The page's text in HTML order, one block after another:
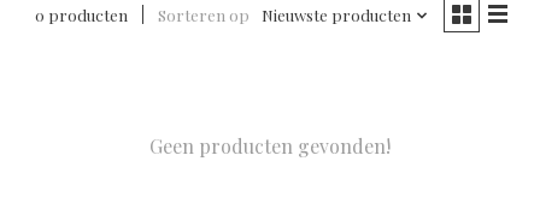
0 producten Sorteren op Nieuwste producten
Geen producten gevonden!